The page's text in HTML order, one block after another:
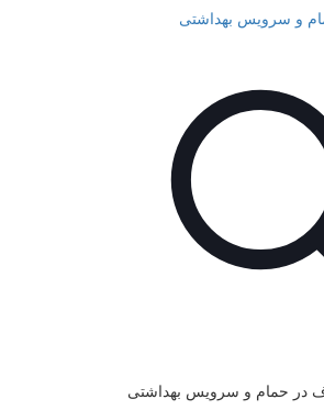
در حمام و سرویس بهداشتی